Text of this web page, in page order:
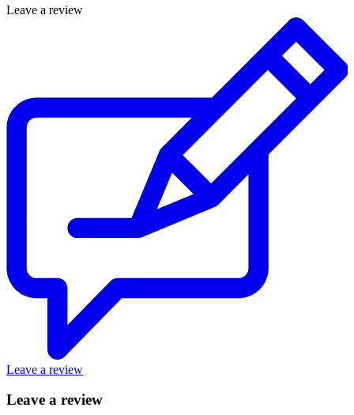
Leave a review
Leave a review
Leave a review